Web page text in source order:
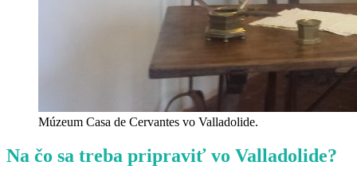
Múzeum Casa de Cervantes vo Valladolide.
Na čo sa treba pripraviť vo Valladolide?